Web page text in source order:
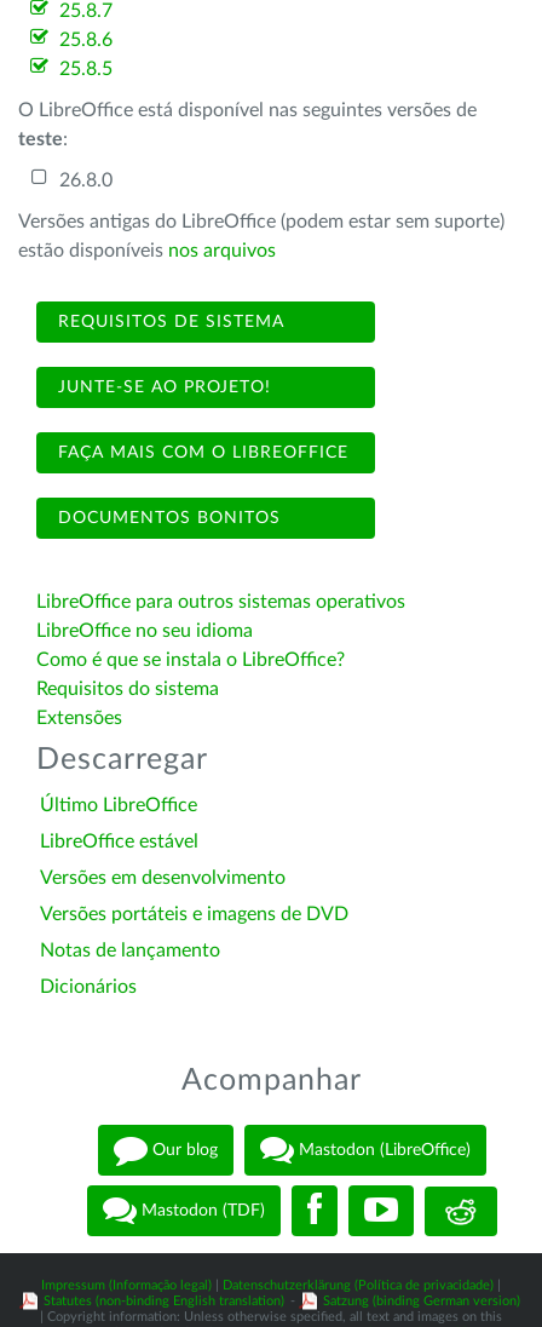
25.8.7
25.8.6
25.8.5
O LibreOffice está disponível nas seguintes versões de
teste:
26.8.0
Versões antigas do LibreOffice (podem estar sem suporte)
estão disponíveis nos arquivos
REQUISITOS DE SISTEMA
JUNTE-SE AO PROJETO!
FAÇA MAIS COM O LIBREOFFICE
DOCUMENTOS BONITOS
LibreOffice para outros sistemas operativos
LibreOffice no seu idioma
Como é que se instala o LibreOffice?
Requisitos do sistema
Extensões
Descarregar
Último LibreOffice
LibreOffice estável
Versões em desenvolvimento
Versões portáteis e imagens de DVD
Notas de lançamento
Dicionários
Acompanhar
Our blog Mastodon (LibreOffice)
Mastodon (TDF)
Impressum (Informação legal) Datenschutzerklärung (Política de privacidade)
Statutes (non-binding English translation) -
Satzung (binding German version)
| Copyright information: Unless otherwise specified, all text and images on this